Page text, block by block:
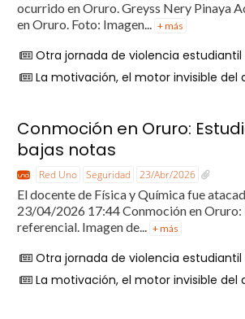
ocurrido en Oruro. Greyss Nery Pinaya
en Oruro. Foto: Imagen...
+ más
Otra jornada de violencia
La motivación, el motor invisible del
Conmoción en Oruro:
bajas notas
Red Uno Seguridad 23/Abr/2026
El docente de Física y Química fue
23/04/2026 17:44 Conmoción en Oruro:
referencial. Imagen de... + más
Otra jornada de violencia
La motivación, el motor invisible del